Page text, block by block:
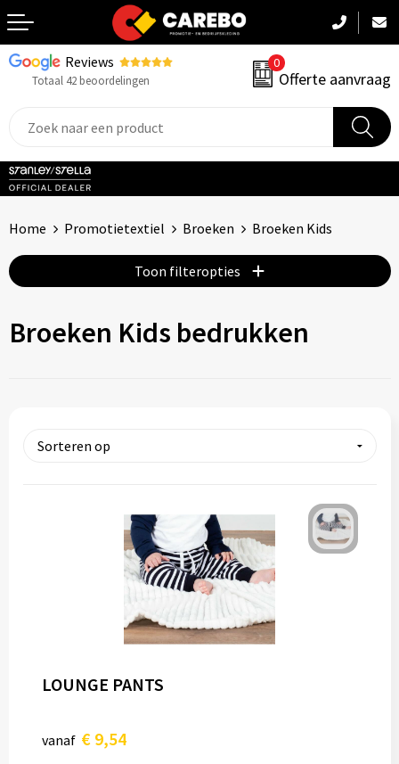
Reviews
Totaal 42 beoordelingen
0
Offerte aanvraag
Terug
Sportkleding
Caps, Mutsen & Sjaals
Handdoeken & Dekens
Relatiegeschenken
Home Promotietextiel Broeken Broeken Kids
Toon filteropties
Broeken Kids bedrukken
LOUNGE PANTS
vanaf € 9,54